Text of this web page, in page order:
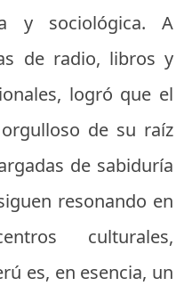
y sociológica. A
de radio, libros y
logró que el
de su raíz
de sabiduría
resonando en
culturales,
es, en esencia, un